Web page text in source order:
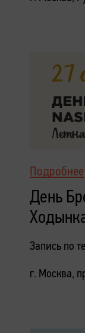
Подробнее
День
Запись по
г. Москва,